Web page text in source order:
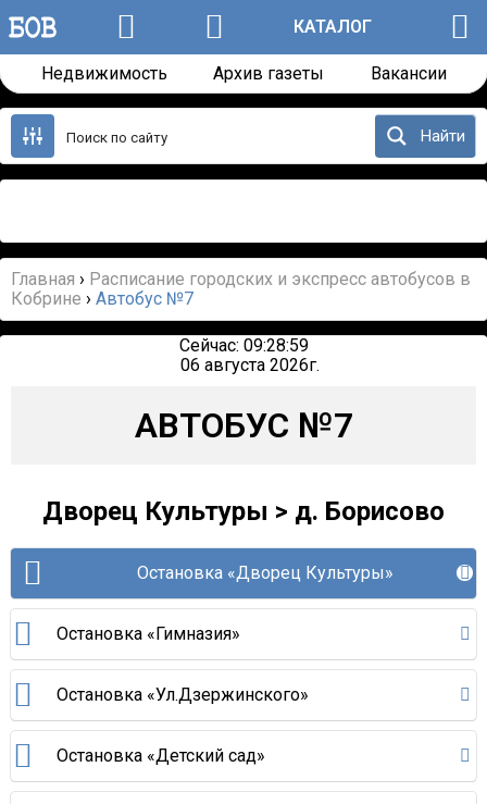
КАТАЛОГ
Недвижимость Архив газеты Вакансии
Перейти
содержанию
Найти
Главная › Расписание городских и экспресс автобусов в
Кобрине › Автобус №7
Сейчас: 09:28:59
06 августа 2026г.
АВТОБУС №7
Дворец Культуры > д. Борисово
Остановка «Дворец Культуры»
Остановка «Гимназия»
Остановка «Ул.Дзержинского»
Остановка «Детский сад»